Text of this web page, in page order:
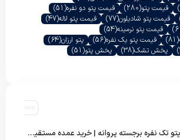
قیمت پتو(280) قیمت پتو دو نفره(51)
قیمت پتو شادیلون(77) قیمت پتو لاله(47)
قیمت پتو نرمینه(54)
(81) قیمت پتو یک نفره(56) پتو ارزان(64)
پخش تشک(38) پخش پتو(51)
قیمت پتو تک نفره برجسته پروانه | خرید عمده مستقیم با بهترین قیمت بازار